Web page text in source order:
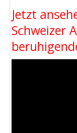
Jetzt
Schweizer